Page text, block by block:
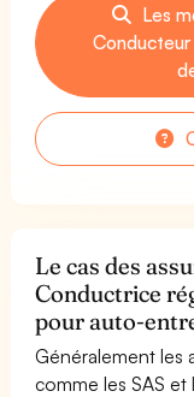
Les
Le cas des
Conductrice
pour auto-
Généralement les
comme les SAS